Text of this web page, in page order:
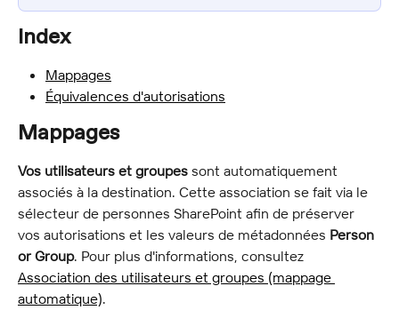
Index
Mappages
Équivalences d'autorisations
Mappages
Vos utilisateurs et groupes sont automatiquement
associés à la destination. Cette association se fait via le
sélecteur de personnes SharePoint afin de préserver
vos autorisations et les valeurs de métadonnées Person
or Group. Pour plus d'informations, consultez
Association des utilisateurs et groupes (mappage
automatique).